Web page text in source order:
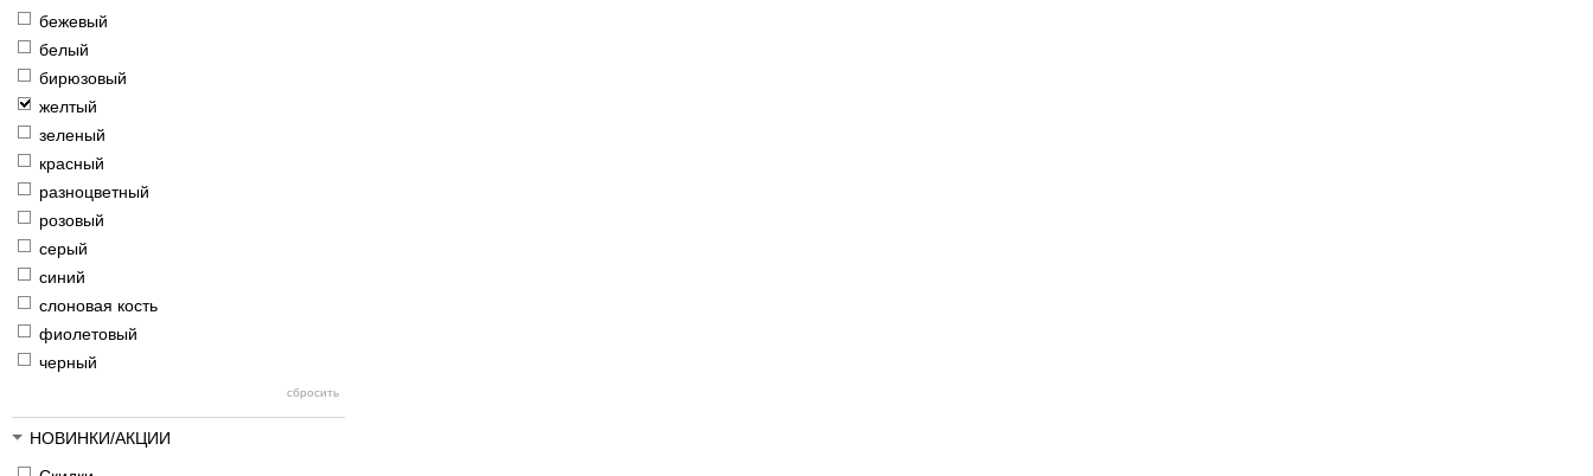
бежевый
белый
бирюзовый
желтый
зеленый
красный
разноцветный
розовый
серый
синий
слоновая кость
фиолетовый
черный
НОВИНКИ/АКЦИИ